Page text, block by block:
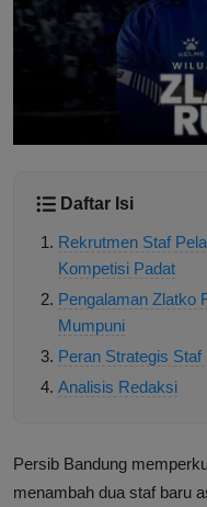
Daftar Isi
Rekrutmen Staf
Kompetisi Padat
Pengalaman Zlatko
Mumpuni
Peran Strategis
Analisis Redaksi
Persib Bandung
menambah dua staf baru